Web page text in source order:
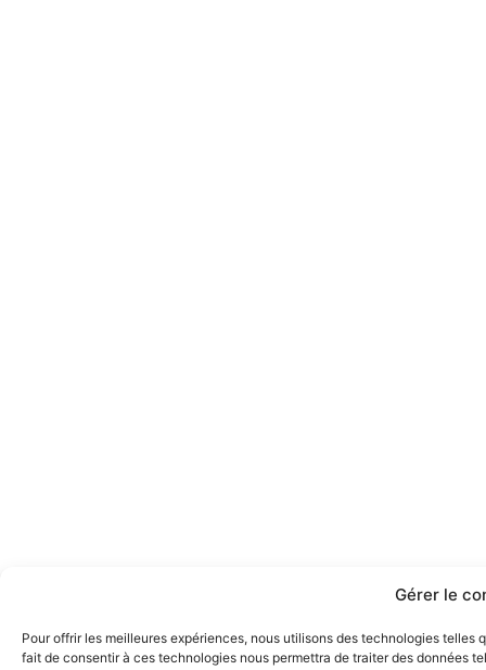
Gérer le
Pour offrir les meilleures expériences, nous utilisons des technologies
fait de consentir à ces technologies nous permettra de traiter des données